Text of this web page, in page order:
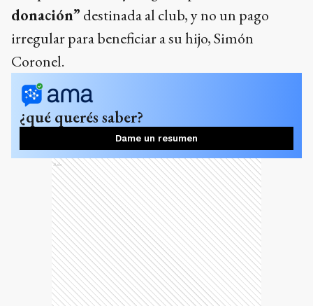
¿qué querés saber?
Ads
En diálogo con un reconocido medio de Buenos
Aires, Scottini explicó que“lo que dijo